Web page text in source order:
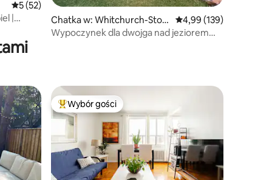
Średnia ocena: 5 na 5, liczba recenzji: 52
5 (52)
|
Chatka w: Whitchurch-Stou
ffville
Średnia ocena: 4,99
4,99 (139)
Wypoczynek dla dwojga nad jeziorem
gości Najpopularniejsze z kategorii Wybór gości
Wybór gości